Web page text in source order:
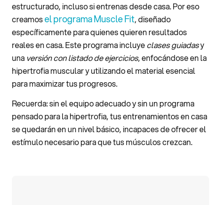
estructurado, incluso si entrenas desde casa. Por eso
creamosel programa Muscle Fit, diseñado
específicamente para quienes quieren resultados
reales en casa. Este programa incluyeclases guiadasy
una versión con listado de ejercicios, enfocándose en la
hipertrofia muscular y utilizando el material esencial
para maximizar tus progresos.
Recuerda: sin el equipo adecuado y sin un programa
pensado para la hipertrofia, tus entrenamientos en casa
se quedarán en un nivel básico, incapaces de ofrecer el
estímulo necesario para que tus músculos crezcan.